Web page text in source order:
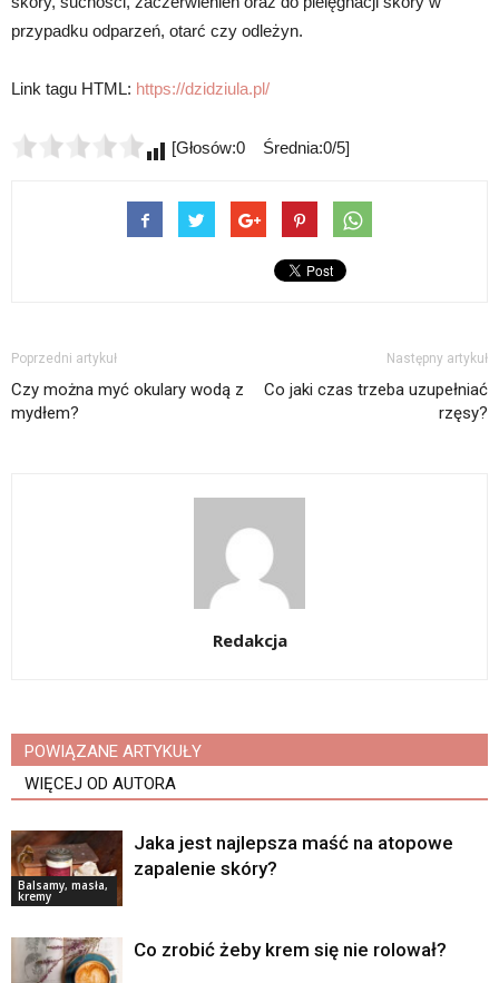
przypadku odparzeń, otarć czy odleżyn.
Link tagu HTML: https://dzidziula.pl/
[Głosów:0 Średnia:0/5]
Poprzedni artykuł
Czy można myć okulary wodą z
mydłem?
Następny artykuł
Co jaki czas trzeba uzupełniać
rzęsy?
Redakcja
POWIĄZANE ARTYKUŁY
WIĘCEJ OD AUTORA
Balsamy, masła,
kremy
Jaka jest najlepsza maść na atopowe
zapalenie skóry?
Co zrobić żeby krem się nie rolował?